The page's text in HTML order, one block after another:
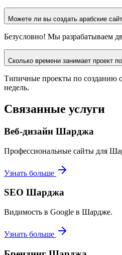
Можете ли вы создать арабские
Безусловно! Мы разрабатываем
Сколько времени занимает проект
Типичные проекты по созданию
недель.
Связанные услуги
Веб-дизайн Шарджа
Профессиональные сайты для
Узнать больше
SEO Шарджа
Видимость в Google в Шардже.
Узнать больше